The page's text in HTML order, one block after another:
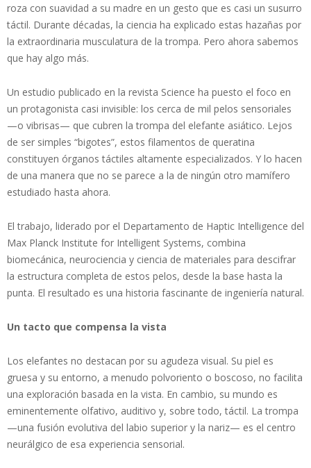
roza con suavidad a su madre en un gesto que es casi un susurro
táctil. Durante décadas, la ciencia ha explicado estas hazañas por
la extraordinaria musculatura de la trompa. Pero ahora sabemos
que hay algo más.
Un estudio publicado en la revista Science ha puesto el foco en
un protagonista casi invisible: los cerca de mil pelos sensoriales
—o vibrisas— que cubren la trompa del elefante asiático. Lejos
de ser simples “bigotes”, estos filamentos de queratina
constituyen órganos táctiles altamente especializados. Y lo hacen
de una manera que no se parece a la de ningún otro mamífero
estudiado hasta ahora.
El trabajo, liderado por el Departamento de Haptic Intelligence del
Max Planck Institute for Intelligent Systems, combina
biomecánica, neurociencia y ciencia de materiales para descifrar
la estructura completa de estos pelos, desde la base hasta la
punta. El resultado es una historia fascinante de ingeniería natural.
Un tacto que compensa la vista
Los elefantes no destacan por su agudeza visual. Su piel es
gruesa y su entorno, a menudo polvoriento o boscoso, no facilita
una exploración basada en la vista. En cambio, su mundo es
eminentemente olfativo, auditivo y, sobre todo, táctil. La trompa
—una fusión evolutiva del labio superior y la nariz— es el centro
neurálgico de esa experiencia sensorial.